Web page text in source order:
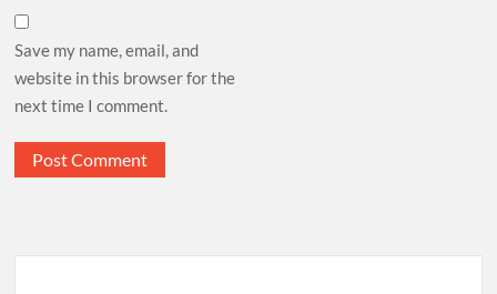
Save my name, email, and
website in this browser for the
next time I comment.